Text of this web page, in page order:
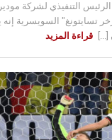
التنفيذي لشركة
تسايتونغ" السويسرية إنه
قراءة المزيد